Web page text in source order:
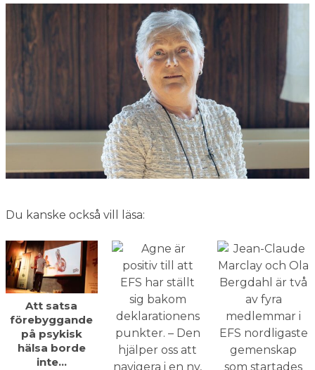
Du kanske också vill läsa:
Att satsa
förebyggande
på psykisk
hälsa borde
inte…